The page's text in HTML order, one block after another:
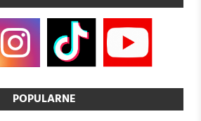
POPULARNE